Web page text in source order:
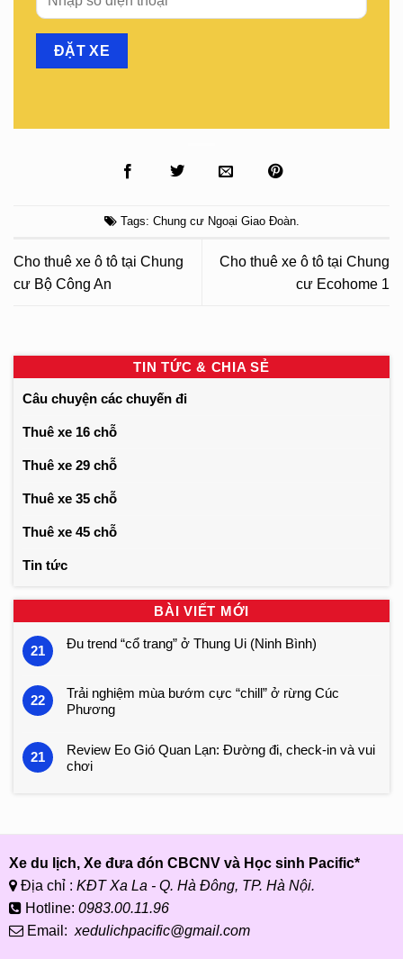
Tags: Chung cư Ngoại Giao Đoàn.
Cho thuê xe ô tô tại Chung
cư Bộ Công An
Cho thuê xe ô tô tại Chung
cư Ecohome 1
TIN TỨC & CHIA SẺ
Câu chuyện các chuyến đi
Thuê xe 16 chỗ
Thuê xe 29 chỗ
Thuê xe 35 chỗ
Thuê xe 45 chỗ
Tin tức
BÀI VIẾT MỚI
21 Đu trend “cổ trang” ở Thung Ui (Ninh Bình)
22
Trải nghiệm mùa bướm cực “chill” ở rừng Cúc
Phương
21
Review Eo Gió Quan Lạn: Đường đi, check-in và vui
chơi
Xe du lịch, Xe đưa đón CBCNV và Học sinh Pacific*
Địa chỉ : KĐT Xa La - Q. Hà Đông, TP. Hà Nội.
Hotline: 0983.00.11.96
Email: xedulichpacific@gmail.com